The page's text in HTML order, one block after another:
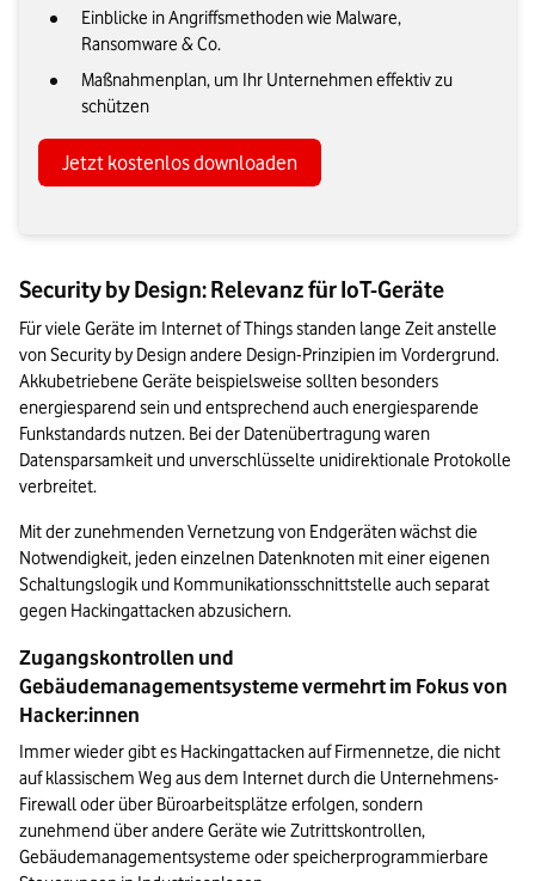
Einblicke in Angriffsmethoden wie Malware,
Ransomware & Co.
Maßnahmenplan, um Ihr Unternehmen effektiv zu
schützen
Jetzt kostenlos downloaden
Security by Design: Relevanz für IoT-Geräte
Für viele Geräte im Internet of Things standen lange Zeit anstelle
von Security by Design andere Design-Prinzipien im Vordergrund.
Akkubetriebene Geräte beispielsweise sollten besonders
energiesparend sein und entsprechend auch energiesparende
Funkstandards nutzen. Bei der Datenübertragung waren
Datensparsamkeit und unverschlüsselte unidirektionale Protokolle
verbreitet.
Mit der zunehmenden Vernetzung von Endgeräten wächst die
Notwendigkeit, jeden einzelnen Datenknoten mit einer eigenen
Schaltungslogik und Kommunikationsschnittstelle auch separat
gegen Hackingattacken abzusichern.
Zugangskontrollen und
Gebäudemanagementsysteme vermehrt im Fokus von
Hacker:innen
Immer wieder gibt es Hackingattacken auf Firmennetze, die nicht
auf klassischem Weg aus dem Internet durch die Unternehmens-
Firewall oder über Büroarbeitsplätze erfolgen, sondern
zunehmend über andere Geräte wie Zutrittskontrollen,
Gebäudemanagementsysteme oder speicherprogrammierbare